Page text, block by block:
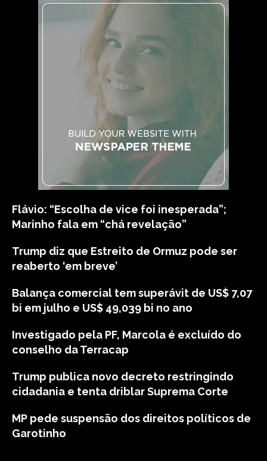
Flávio: “Escolha de vice foi inesperada”;
Marinho fala em “chá revelação”
Trump diz que Estreito de Ormuz pode ser
reaberto ‘em breve’
Balança comercial tem superávit de US$ 7,07
bi em julho e US$ 49,039 bi no ano
Investigado pela PF, Marcola é excluído do
conselho da Terracap
Trump publica novo decreto restringindo
cidadania e tenta driblar Suprema Corte
MP pede suspensão dos direitos políticos de
Garotinho